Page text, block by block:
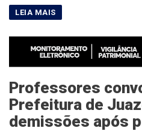
Professores
Prefeitura de
demissões após